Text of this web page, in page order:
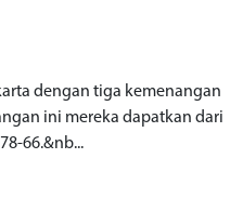
dengan tiga kemenangan
ini mereka dapatkan dari
66.&nb...